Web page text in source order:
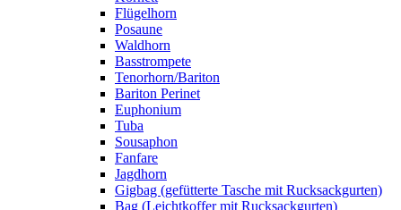
Flügelhorn
Posaune
Waldhorn
Basstrompete
Tenorhorn/Bariton
Bariton Perinet
Euphonium
Tuba
Sousaphon
Fanfare
Jagdhorn
Gigbag (gefütterte Tasche mit Rucksackgurten)
Bag (Leichtkoffer mit Rucksackgurten)